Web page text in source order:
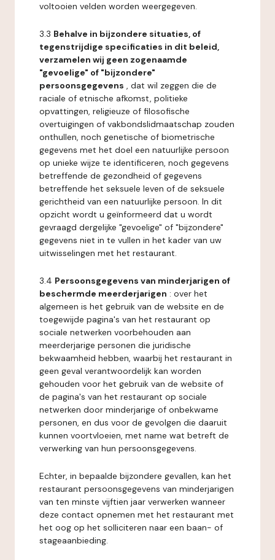
voltooien velden worden weergegeven.
3.3 Behalve in bijzondere situaties, of
tegenstrijdige specificaties in dit beleid,
verzamelen wij geen zogenaamde
"gevoelige" of "bijzondere"
persoonsgegevens , dat wil zeggen die de
raciale of etnische afkomst, politieke
opvattingen, religieuze of filosofische
overtuigingen of vakbondslidmaatschap zouden
onthullen, noch genetische of biometrische
gegevens met het doel een natuurlijke persoon
op unieke wijze te identificeren, noch gegevens
betreffende de gezondheid of gegevens
betreffende het seksuele leven of de seksuele
gerichtheid van een natuurlijke persoon. In dit
opzicht wordt u geïnformeerd dat u wordt
gevraagd dergelijke "gevoelige" of "bijzondere"
gegevens niet in te vullen in het kader van uw
uitwisselingen met het restaurant.
3.4 Persoonsgegevens van minderjarigen of
beschermde meerderjarigen : over het
algemeen is het gebruik van de website en de
toegewijde pagina's van het restaurant op
sociale netwerken voorbehouden aan
meerderjarige personen die juridische
bekwaamheid hebben, waarbij het restaurant in
geen geval verantwoordelijk kan worden
gehouden voor het gebruik van de website of
de pagina's van het restaurant op sociale
netwerken door minderjarige of onbekwame
personen, en dus voor de gevolgen die daaruit
kunnen voortvloeien, met name wat betreft de
verwerking van hun persoonsgegevens.
Echter, in bepaalde bijzondere gevallen, kan het
restaurant persoonsgegevens van minderjarigen
van ten minste vijftien jaar verwerken wanneer
deze contact opnemen met het restaurant met
het oog op het solliciteren naar een baan- of
stageaanbieding.